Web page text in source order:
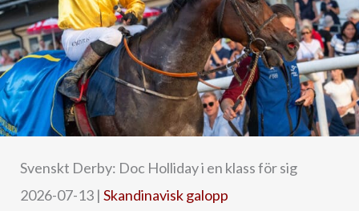
Svenskt Derby: Doc Holliday i en klass för sig
2026-07-13 | Skandinavisk galopp